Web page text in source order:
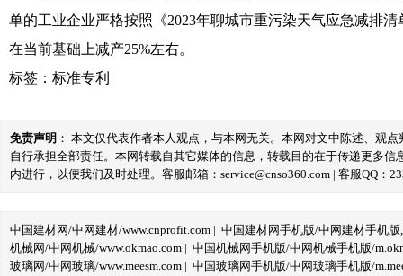
单的工业企业严格按照《2023年聊城市重污染天气应急减排
在当前基础上减产25%左右。
标签： 标准专利
免责声明 ： 本文仅代表作者本人观点，与本网无关。本网对文中陈述、观
自行承担全部责任。本网转载自其它媒体的信息，转载目的在于传递更多
内进行，以便我们及时处理。客服邮箱：service@cnso360.com | 客服QQ：
中国建材网/中网建材/www.cnprofit.com | 中国建材网手机版/中网建材手机版
机械网/中网机械/www.okmao.com | 中国机械网手机版/中网机械手机版/
玻璃网/中网玻璃/www.meesm.com | 中国玻璃网手机版/中网玻璃手机版/